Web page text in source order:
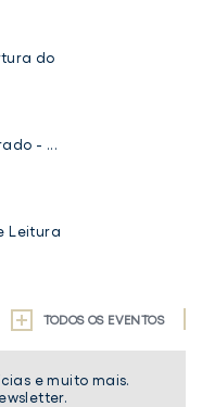
do
- ...
Leitura
TODOS OS EVENTOS
e muito mais.